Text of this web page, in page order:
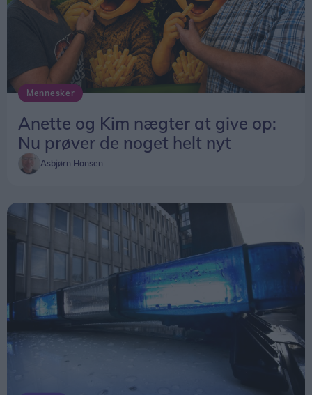
Mennesker
Anette og Kim nægter at give op:
Nu prøver de noget helt nyt
Asbjørn Hansen